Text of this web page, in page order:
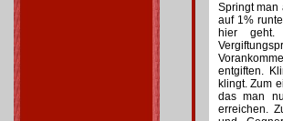
Springt man
auf 1%
hier
entgiften.
klingt. Zum
das man
erreichen.